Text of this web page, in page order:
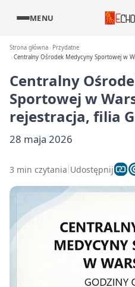
MENU
Strona główna
Przydatne
Centralny Ośrodek Medycyny Sportowej w
Centralny
Sportowej w
rejestracja, filia
28 maja 2026
3 min czytania Udostępnij